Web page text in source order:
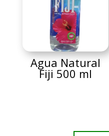
Agua Natural
Fiji 500 ml